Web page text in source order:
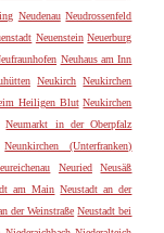
Neudenau Neudrossenfeld
Neuenstein Neuerburg
Neuhaus am Inn
Neukirch Neukirchen
Heiligen Blut Neukirchen
Neumarkt in der Oberpfalz
Neunkirchen (Unterfranken)
Neuried
Neusäß
am Main Neustadt an der
der Weinstraße Neustadt bei